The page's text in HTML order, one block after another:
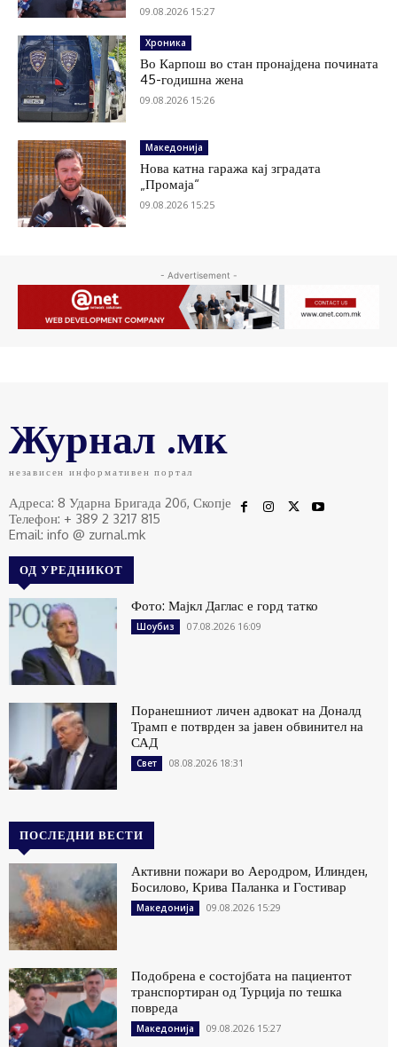
09.08.2026 15:27
Хроника
Во Карпош во стан пронајдена почината
45-годишна жена
09.08.2026 15:26
Македонија
Нова катна гаража кај зградата
„Промаја“
09.08.2026 15:25
- Advertisement -
Журнал .мк
независен информативен портал
Адреса: 8 Ударна Бригада 20б, Скопје
Телефон: + 389 2 3217 815
Email: info @ zurnal.mk
ОД УРЕДНИКОТ
Фото: Мајкл Даглас е горд татко
Шоубиз 07.08.2026 16:09
Поранешниот личен адвокат на Доналд
Трамп е потврден за јавен обвинител на
САД
Свет 08.08.2026 18:31
ПОСЛЕДНИ ВЕСТИ
Активни пожари во Аеродром, Илинден,
Босилово, Крива Паланка и Гостивар
Македонија 09.08.2026 15:29
Подобрена е состојбата на пациентот
транспортиран од Турција по тешка
повреда
Македонија 09.08.2026 15:27